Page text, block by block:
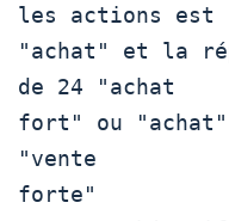
les actions est
"achat" et la
de 24 "achat
fort" ou
"vente
forte"